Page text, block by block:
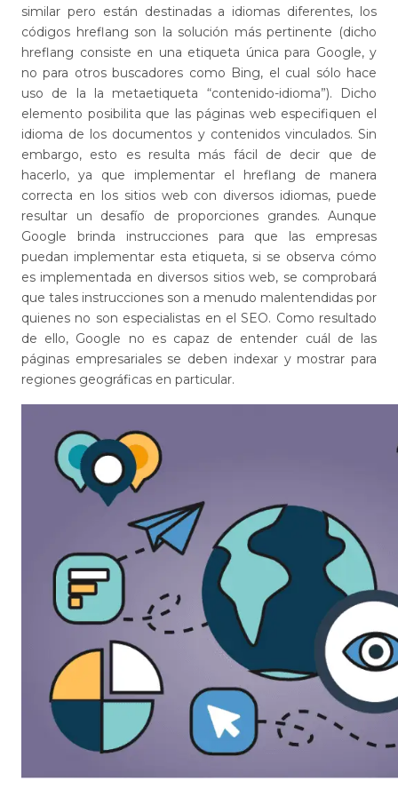
similar pero están destinadas a idiomas diferentes, los
códigos hreflang son la solución más pertinente (dicho
hreflang consiste en una etiqueta única para Google, y
no para otros buscadores como Bing, el cual sólo hace
uso de la la metaetiqueta “contenido-idioma”). Dicho
elemento posibilita que las páginas web especifiquen el
idioma de los documentos y contenidos vinculados. Sin
embargo, esto es resulta más fácil de decir que de
hacerlo, ya que implementar el hreflang de manera
correcta en los sitios web con diversos idiomas, puede
resultar un desafío de proporciones grandes. Aunque
Google brinda instrucciones para que las empresas
puedan implementar esta etiqueta, si se observa cómo
es implementada en diversos sitios web, se comprobará
que tales instrucciones son a menudo malentendidas por
quienes no son especialistas en el SEO. Como resultado
de ello, Google no es capaz de entender cuál de las
páginas empresariales se deben indexar y mostrar para
regiones geográficas en particular.